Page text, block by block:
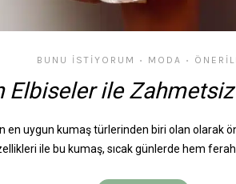
BUNU İSTIYORUM • MODA •
Elbiseler ile Zahmetsiz
en uygun kumaş türlerinden biri olan olarak
ile bu kumaş, sıcak günlerde hem